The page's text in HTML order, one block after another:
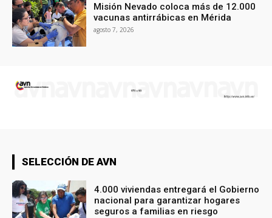
Misión Nevado coloca más de 12.000
vacunas antirrábicas en Mérida
agosto 7, 2026
SELECCIÓN DE AVN
4.000 viviendas entregará el Gobierno
nacional para garantizar hogares
seguros a familias en riesgo